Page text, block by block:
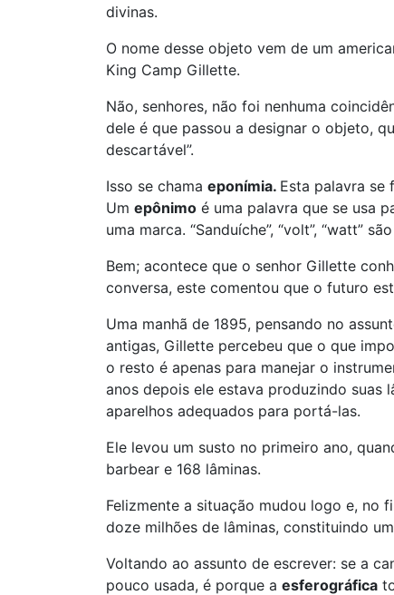
divinas.
O nome desse objeto vem de um
King Camp Gillette.
Não, senhores, não foi nenhuma
dele é que passou a designar o objeto,
descartável”.
Isso se chama eponímia. Esta palavra se
Um epônimo é uma palavra que se usa
uma marca. “Sanduíche”, “volt”, “watt”
Bem; acontece que o senhor Gillette
conversa, este comentou que o futuro
Uma manhã de 1895, pensando no
antigas, Gillette percebeu que o que
o resto é apenas para manejar o
anos depois ele estava produzindo suas
aparelhos adequados para portá-las.
Ele levou um susto no primeiro ano,
barbear e 168 lâminas.
Felizmente a situação mudou logo e, no
doze milhões de lâminas, constituindo
Voltando ao assunto de escrever: se a
pouco usada, é porque a esferográfica